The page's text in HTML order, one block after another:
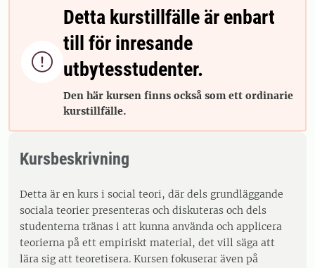

Detta kurstillfälle är enbart
till för inresande
utbytesstudenter.
Den här kursen finns också som ett ordinarie
kurstillfälle.
Kursbeskrivning
Detta är en kurs i social teori, där dels grundläggande
sociala teorier presenteras och diskuteras och dels
studenterna tränas i att kunna använda och applicera
teorierna på ett empiriskt material, det vill säga att
lära sig att teoretisera. Kursen fokuserar även på